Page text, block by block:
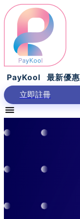
PayKool 最新優惠
立即註冊